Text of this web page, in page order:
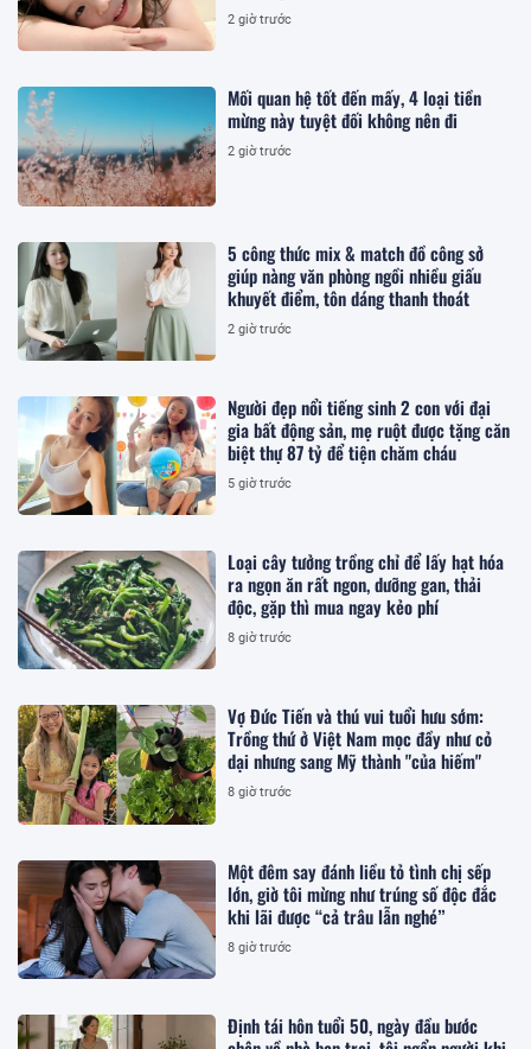
2 giờ trước
Mối quan hệ tốt đến mấy, 4 loại tiền
mừng này tuyệt đối không nên đi
2 giờ trước
5 công thức mix & match đồ công sở
giúp nàng văn phòng ngồi nhiều giấu
khuyết điểm, tôn dáng thanh thoát
2 giờ trước
Người đẹp nổi tiếng sinh 2 con với đại
gia bất động sản, mẹ ruột được tặng căn
biệt thự 87 tỷ để tiện chăm cháu
5 giờ trước
Loại cây tưởng trồng chỉ để lấy hạt hóa
ra ngọn ăn rất ngon, dưỡng gan, thải
độc, gặp thì mua ngay kẻo phí
8 giờ trước
Vợ Đức Tiến và thú vui tuổi hưu sớm:
Trồng thứ ở Việt Nam mọc đầy như cỏ
dại nhưng sang Mỹ thành "của hiếm"
8 giờ trước
Một đêm say đánh liều tỏ tình chị sếp
lớn, giờ tôi mừng như trúng số độc đắc
khi lãi được “cả trâu lẫn nghé”
8 giờ trước
Định tái hôn tuổi 50, ngày đầu bước